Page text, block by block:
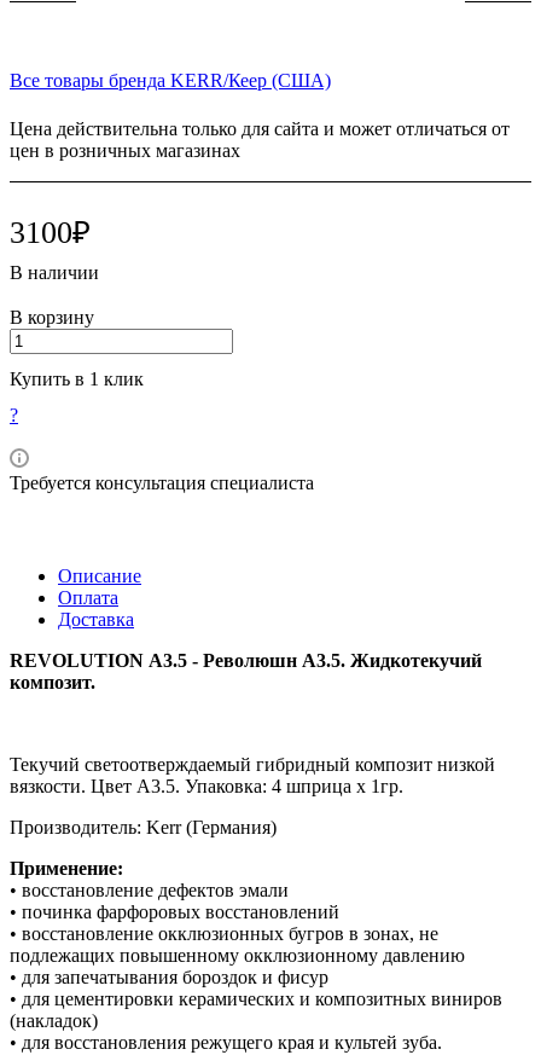
Все товары бренда KERR/Кеер (США)
Цена действительна только для сайта и может отличаться от
цен в розничных магазинах
3100₽
В наличии
В корзину
Купить в 1 клик
?
Требуется консультация специалиста
Описание
Оплата
Доставка
REVOLUTION А3.5 - Революшн А3.5. Жидкотекучий
композит.
Текучий светоотверждаемый гибридный композит низкой
вязкости. Цвет А3.5. Упаковка: 4 шприца х 1гр.
Производитель: Kerr (Германия)
Применение:
• восстановление дефектов эмали
• починка фарфоровых восстановлений
• восстановление окклюзионных бугров в зонах, не
подлежащих повышенному окклюзионному давлению
• для запечатывания бороздок и фисур
• для цементировки керамических и композитных виниров
(накладок)
• для восстановления режущего края и культей зуба.